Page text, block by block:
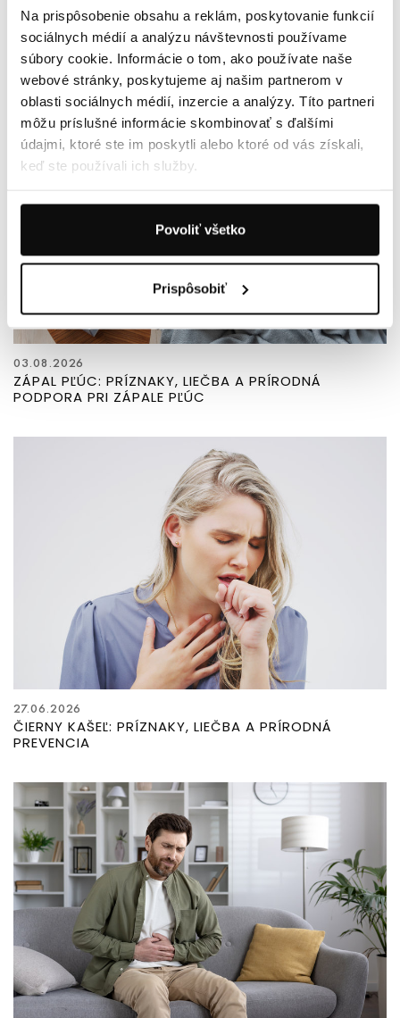
Na prispôsobenie obsahu a reklám, poskytovanie funkcií
sociálnych médií a analýzu návštevnosti používame
súbory cookie. Informácie o tom, ako používate naše
webové stránky, poskytujeme aj našim partnerom v
oblasti sociálnych médií, inzercie a analýzy. Títo partneri
môžu príslušné informácie skombinovať s ďalšími
údajmi, ktoré ste im poskytli alebo ktoré od vás získali,
keď ste používali ich služby.
Povoliť všetko
Prispôsobiť
04.08.2026
LARYNGITÍDA: PRÍZNAKY, LIEČBA A PRÍRODNÁ
POMOC PRI ZÁPALE HRTANA
03.08.2026
ZÁPAL PĽÚC: PRÍZNAKY, LIEČBA A PRÍRODNÁ
PODPORA PRI ZÁPALE PĽÚC
27.06.2026
ČIERNY KAŠEĽ: PRÍZNAKY, LIEČBA A PRÍRODNÁ
PREVENCIA